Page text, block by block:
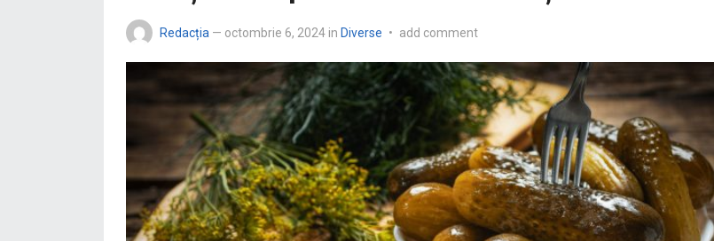
Redacția — octombrie 6, 2024 in Diverse • add comment